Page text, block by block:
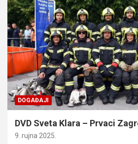
DOGAĐAJI
DVD Sveta Klara – Prvaci
9. rujna 2025.